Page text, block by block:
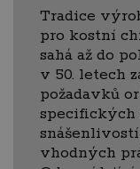
Tradice
pro kostní
sahá až do
v 50. letech
požadavků
specifických
vhodných